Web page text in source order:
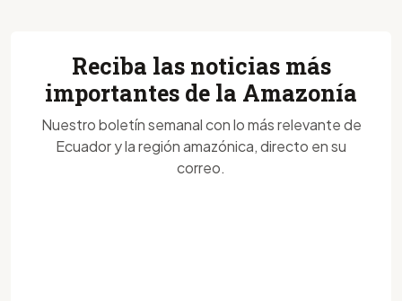
Reciba las noticias más
importantes de la Amazonía
Nuestro boletín semanal con lo más relevante de
Ecuador y la región amazónica, directo en su
correo.